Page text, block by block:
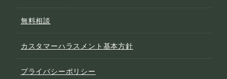
無料相談
カスタマーハラスメント基本方針
プライバシーポリシー